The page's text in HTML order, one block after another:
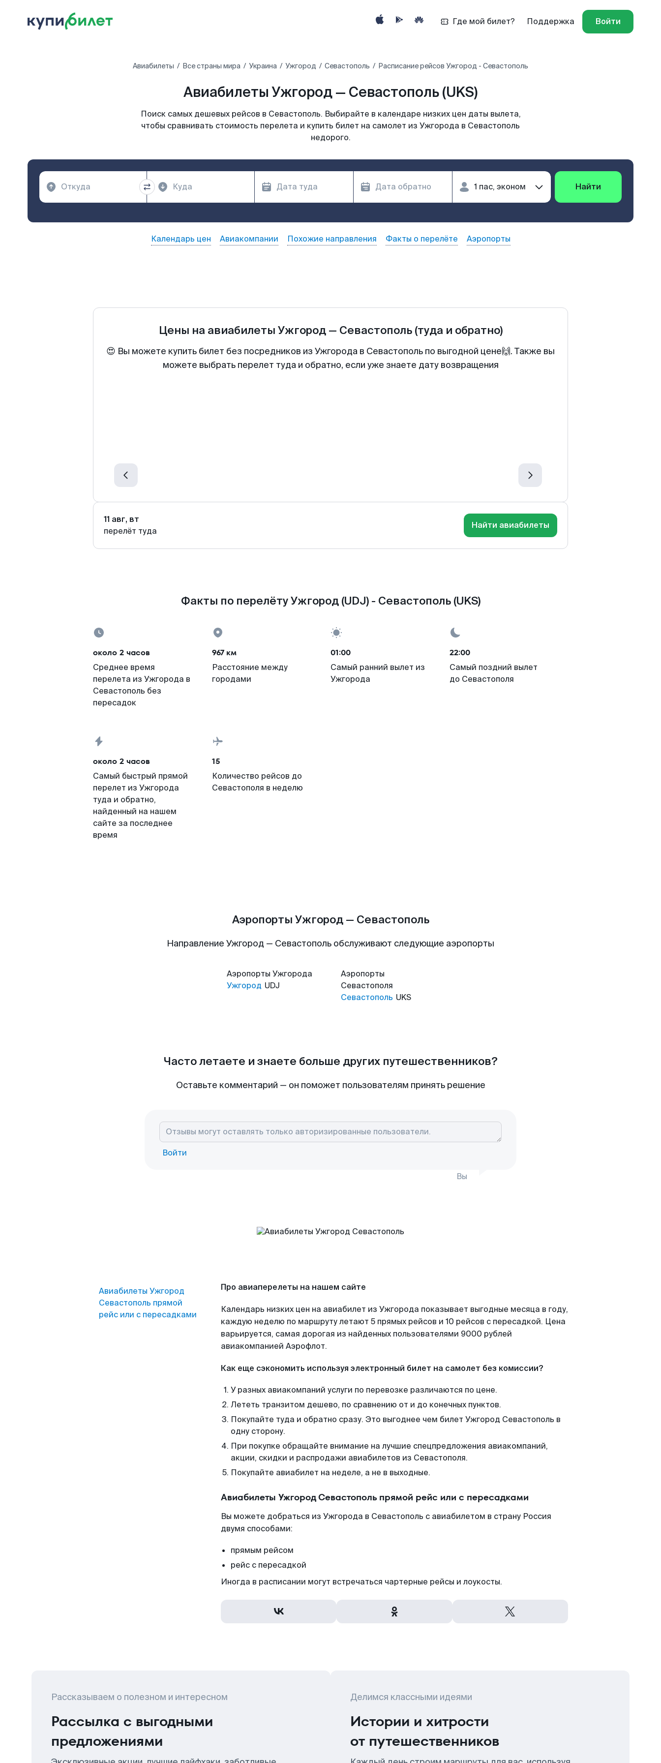
Где мой билет? Поддержка Войти
Авиабилеты Все страны мира Украина Ужгород Севастополь Расписание рейсов Ужгород - Севастополь
Авиабилеты Ужгород — Севастополь (UKS)
Поиск самых дешевых рейсов в Севастополь. Выбирайте в календаре низких цен даты вылета,
чтобы сравнивать стоимость перелета и купить билет на самолет из Ужгорода в Севастополь
недорого.
Найти
Календарь цен Авиакомпании Похожие направления Факты о перелёте Аэропорты
Цены на авиабилеты Ужгород— Севастополь (туда и обратно)
😍 Вы можете купить билет без посредников из Ужгорода в Севастополь по выгодной цене🙌. Также вы
можете выбрать перелет туда и обратно, если уже знаете дату возвращения
11 авг, вт
перелёт туда
Найти авиабилеты
Факты по перелёту Ужгород (UDJ) - Севастополь (UKS)
около 2 часов
Среднее время
перелета из Ужгорода в
Севастополь без
пересадок
967 км
Расстояние между
городами
01:00
Самый ранний вылет из
Ужгорода
22:00
Самый поздний вылет
до Севастополя
около 2 часов
Самый быстрый прямой
перелет из Ужгорода
туда и обратно,
найденный на нашем
сайте за последнее
время
15
Количество рейсов до
Севастополя в неделю
Аэропорты Ужгород — Севастополь
Направление Ужгород — Севастополь обслуживают следующие аэропорты
Аэропорты Ужгорода
Ужгород UDJ
Аэропорты
Севастополя
Севастополь UKS
Часто летаете и знаете больше других путешественников?
Оставьте комментарий — он поможет пользователям принять решение
Войти
Вы
Авиабилеты Ужгород
Севастополь прямой
рейс или с пересадками
Про авиаперелеты на нашем сайте
Календарь низких цен на авиабилет из Ужгорода показывает выгодные месяца в году,
каждую неделю по маршруту летают 5 прямых рейсов и 10 рейсов с пересадкой. Цена
варьируется, самая дорогая из найденных пользователями 9000 рублей
авиакомпанией Аэрофлот.
Как еще сэкономить используя электронный билет на самолет без комиссии?
У разных авиакомпаний услуги по перевозке различаются по цене.
Лететь транзитом дешево, по сравнению от и до конечных пунктов.
Покупайте туда и обратно сразу. Это выгоднее чем билет Ужгород Севастополь в
одну сторону.
При покупке обращайте внимание на лучшие спецпредложения авиакомпаний,
акции, скидки и распродажи авиабилетов из Севастополя.
Покупайте авиабилет на неделе, а не в выходные.
Авиабилеты Ужгород Севастополь прямой рейс или с пересадками
Вы можете добраться из Ужгорода в Севастополь с авиабилетом в страну Россия
двумя способами:
прямым рейсом
рейс с пересадкой
Иногда в расписании могут встречаться чартерные рейсы и лоукосты.
Рассказываем о полезном и интересном
Рассылка с выгодными
предложениями
Делимся классными идеями
Истории и хитрости
от путешественников